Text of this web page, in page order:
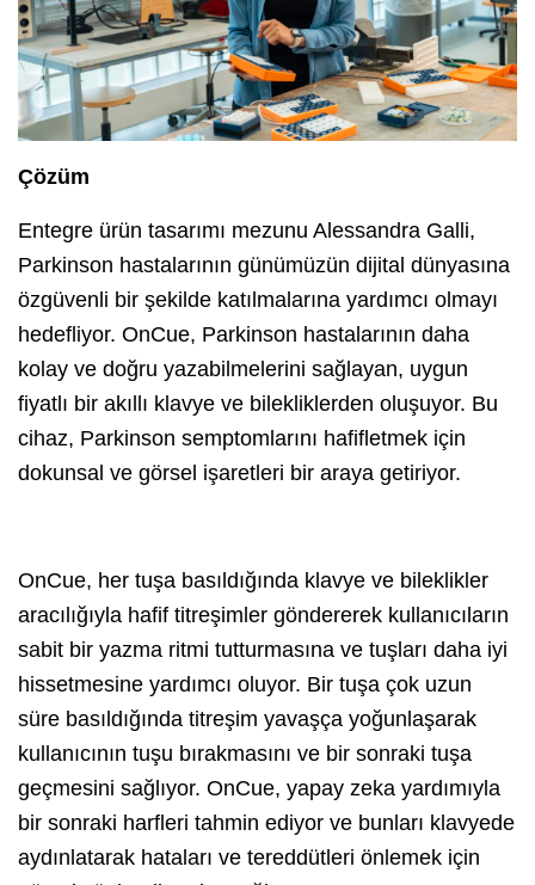
Çözüm
Entegre ürün tasarımı mezunu Alessandra Galli,
Parkinson hastalarının günümüzün dijital dünyasına
özgüvenli bir şekilde katılmalarına yardımcı olmayı
hedefliyor. OnCue, Parkinson hastalarının daha
kolay ve doğru yazabilmelerini sağlayan, uygun
fiyatlı bir akıllı klavye ve bilekliklerden oluşuyor. Bu
cihaz, Parkinson semptomlarını hafifletmek için
dokunsal ve görsel işaretleri bir araya getiriyor.
OnCue, her tuşa basıldığında klavye ve bileklikler
aracılığıyla hafif titreşimler göndererek kullanıcıların
sabit bir yazma ritmi tutturmasına ve tuşları daha iyi
hissetmesine yardımcı oluyor. Bir tuşa çok uzun
süre basıldığında titreşim yavaşça yoğunlaşarak
kullanıcının tuşu bırakmasını ve bir sonraki tuşa
geçmesini sağlıyor. OnCue, yapay zeka yardımıyla
bir sonraki harfleri tahmin ediyor ve bunları klavyede
aydınlatarak hataları ve tereddütleri önlemek için